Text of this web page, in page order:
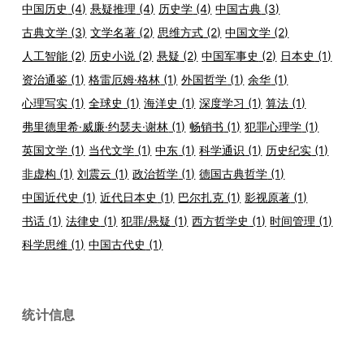
中国历史 (4) 悬疑推理 (4) 历史学 (4) 中国古典 (3)
古典文学 (3) 文学名著 (2) 思维方式 (2) 中国文学 (2)
人工智能 (2) 历史小说 (2) 悬疑 (2) 中国军事史 (2) 日本史 (1)
资治通鉴 (1) 格雷厄姆·格林 (1) 外国哲学 (1) 余华 (1)
心理写实 (1) 全球史 (1) 海洋史 (1) 深度学习 (1) 算法 (1)
弗里德里希·威廉·约瑟夫·谢林 (1) 畅销书 (1) 犯罪心理学 (1)
英国文学 (1) 当代文学 (1) 中东 (1) 科学通识 (1) 历史纪实 (1)
非虚构 (1) 刘震云 (1) 政治哲学 (1) 德国古典哲学 (1)
中国近代史 (1) 近代日本史 (1) 巴尔扎克 (1) 影视原著 (1)
书话 (1) 法律史 (1) 犯罪/悬疑 (1) 西方哲学史 (1) 时间管理 (1)
科学思维 (1) 中国古代史 (1)
统计信息